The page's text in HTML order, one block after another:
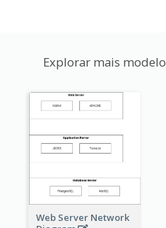
Explorar mais
Web Server Network